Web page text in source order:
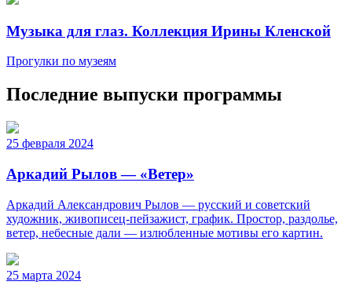
Музыка для глаз. Коллекция Ирины Кленской
Прогулки по музеям
Последние выпуски программы
25 февраля 2024
Аркадий Рылов — «Ветер»
Аркадий Александрович Рылов — русский и советский
художник, живописец-пейзажист, график. Простор, раздолье,
ветер, небесные дали — излюбленные мотивы его картин.
25 марта 2024